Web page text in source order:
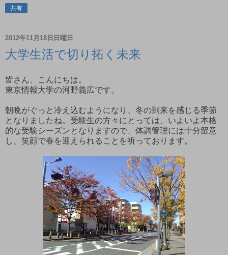
共有
2012年11月18日日曜日
大学生活で切り拓く未来
皆さん、こんにちは。
東京情報大学の河野義広です。
朝晩がぐっと冷え込むようになり、冬の到来を感じる季節
となりましたね。受験生の方々にとっては、いよいよ本格
的な受験シーズンとなりますので、体調管理には十分留意
し、笑顔で春を迎えられることを祈っております。